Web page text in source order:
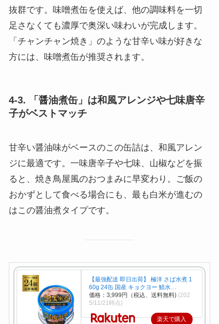
抜群です。味噌煮缶を使えば、他の調味料を一切
足さなくても濃厚で奥深い味わいが完成します。
「チャンチャン焼き」のような甘辛い味が好きな
方には、味噌煮缶が推奨されます。
4-3. 「醤油煮缶」は和風アレンジや七味唐辛
子がベストマッチ
甘辛い醤油味がベースのこの缶詰は、和風アレン
ジに最適です。一味唐辛子や七味、山椒などを振
ると、焼き鳥屋風のおつまみに早変わり。ご飯の
おかずとして食べる場合にも、最も白米が進むの
はこの醤油煮タイプです。
【最強配送 即日出荷】 極洋 さば水煮 1
60g 24缶 国産 キョクヨー 鯖水…
価格：3,999円（税込、送料無料) (202
5/11/21時点)
楽天で購入